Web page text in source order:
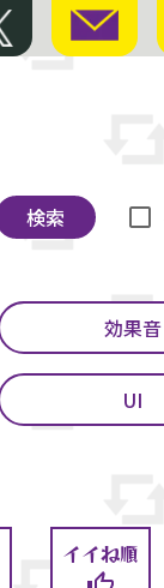
検索
効果音
UI
イイね順